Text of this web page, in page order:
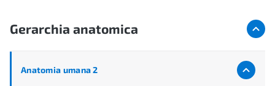
Gerarchia anatomica
Anatomia umana 2